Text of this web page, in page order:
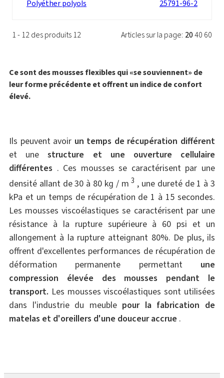
Polyéther polyols 25791-96-2
1 - 12 des produits 12 Articles sur la page: 2040 60
Ce sont des mousses flexibles qui «se souviennent» de
leur forme précédente et offrent un indice de confort
élevé.
Ils peuvent avoir un temps de récupération différent
et unestructure et une ouverture cellulaire
différentes . Ces mousses se caractérisent par une
densité allant de 30 à 80 kg / m3 , une dureté de 1 à 3
kPa et un temps de récupération de 1 à 15 secondes.
Les mousses viscoélastiques se caractérisent par une
résistance à la rupture supérieure à 60 psi et un
allongement à la rupture atteignant 80%. De plus, ils
offrent d'excellentes performances de récupération de
déformation permanente permettant une
compression élevée des mousses pendant le
transport. Les mousses viscoélastiques sont utilisées
dans l'industrie du meuble pour la fabrication de
matelas et d'oreillers d'une douceur accrue .